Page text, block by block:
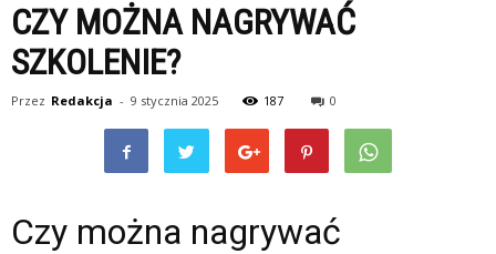
CZY MOŻNA NAGRYWAĆ
SZKOLENIE?
Przez Redakcja - 9 stycznia 2025 187 0
Czy można nagrywać